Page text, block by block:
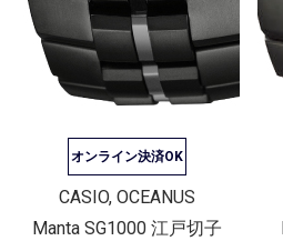
オンライン決済OK
CASIO, OCEANUS
Manta SG1000 江戸切子